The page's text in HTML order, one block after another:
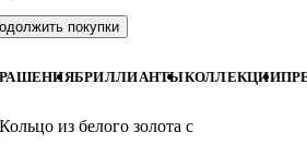
покупки
БРИЛЛИАНТЫКОЛЛЕКЦИИ
Кольцо из белого золота с